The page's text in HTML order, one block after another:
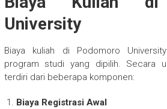
University
Biaya kuliah di Podomoro
program studi yang dipilih. Secara
terdiri dari beberapa komponen:
Biaya Registrasi Awal